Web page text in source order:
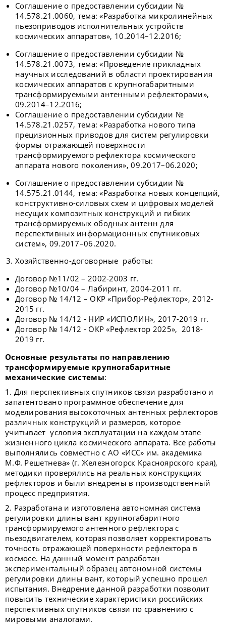
Соглашение о предоставлении субсидии №
14.578.21.0060, тема: «Разработка микролинейных
пьезоприводов исполнительных устройств
космических аппаратов», 10.2014–12.2016;
Соглашение о предоставлении субсидии №
14.578.21.0073, тема: «Проведение прикладных
научных исследований в области проектирования
космических аппаратов с крупногабаритными
трансформируемыми антенными рефлекторами»,
09.2014–12.2016;
Соглашение о предоставлении субсидии №
14.578.21.0257, тема: «Разработка нового типа
прецизионных приводов для систем регулировки
формы отражающей поверхности
трансформируемого рефлектора космического
аппарата нового поколения», 09.2017–06.2020;
Соглашение о предоставлении субсидии №
14.575.21.0144, тема: «Разработка новых концепций,
конструктивно-силовых схем и цифровых моделей
несущих композитных конструкций и гибких
трансформируемых ободных антенн для
перспективных информационных спутниковых
систем», 09.2017–06.2020.
Хозяйственно-договорные работы:
Договор №11/02 – 2002-2003 гг.
Договор №10/04 – Лабиринт, 2004-2011 гг.
Договор № 14/12 – ОКР «Прибор-Рефлектор», 2012-
2015 гг.
Договор № 14/12 - НИР «ИСПОЛИН», 2017-2019 гг.
Договор № 14/12 - ОКР «Рефлектор 2025», 2018-
2019 гг.
Основные результаты по направлению
трансформируемые крупногабаритные
механические системы:
1. Для перспективных спутников связи разработано и
запатентовано программное обеспечение для
моделирования высокоточных антенных рефлекторов
различных конструкций и размеров, которое
учитывает условия эксплуатации на каждом этапе
жизненного цикла космического аппарата. Все работы
выполнялись совместно с АО «ИСС» им. академика
М.Ф. Решетнева» (г. Железногорск Красноярского края),
методики проверялись на реальных конструкциях
рефлекторов и были внедрены в производственный
процесс предприятия.
2. Разработана и изготовлена автономная система
регулировки длины вант крупногабаритного
трансформируемого антенного рефлектора с
пьезодвигателем, которая позволяет корректировать
точность отражающей поверхности рефлектора в
космосе. На данный момент разработан
экспериментальный образец автономной системы
регулировки длины вант, который успешно прошел
испытания. Внедрение данной разработки позволит
повысить технические характеристики российских
перспективных спутников связи по сравнению с
мировыми аналогами.